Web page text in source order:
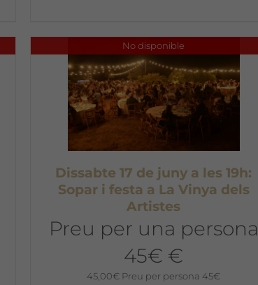
No disponible
Dissabte 17 de juny a les 19h:
Sopar i festa a La Vinya dels
Artistes
Preu per una persona
45€ €
45,00€ Preu per persona 45€